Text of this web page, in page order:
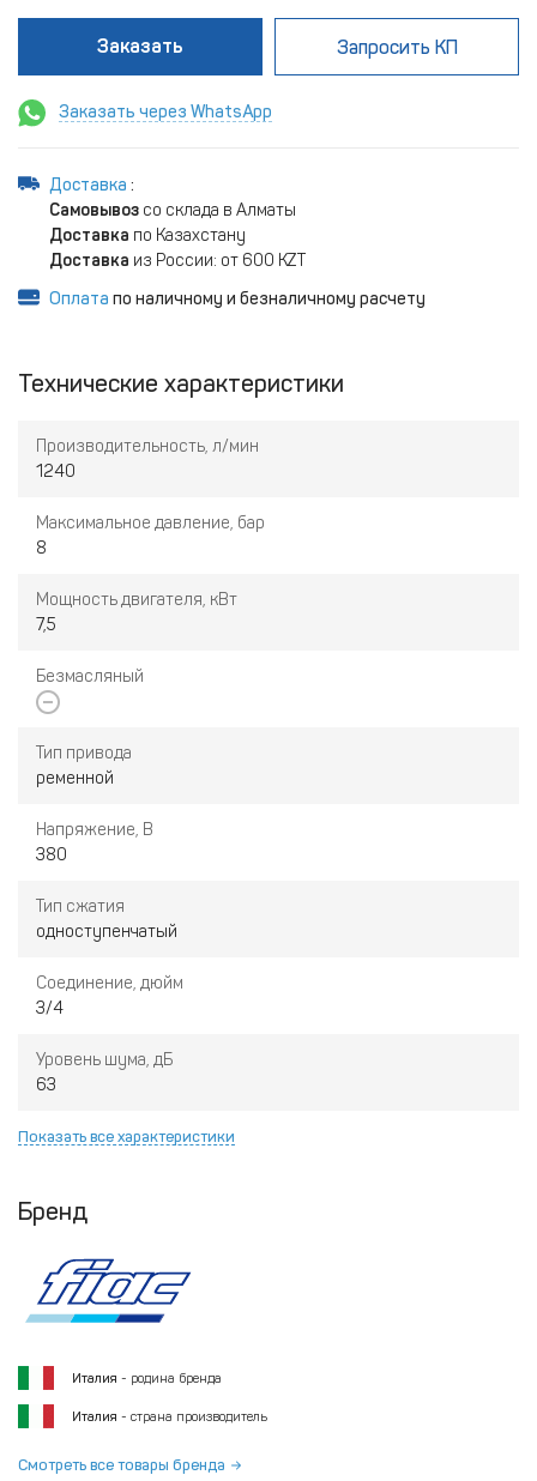
Заказать Запросить КП
Заказать через WhatsApp
Доставка :
Самовывоз со склада в Алматы
Доставка по Казахстану
Доставка из России: от 600 KZT
Оплата по наличному и безналичному расчету
Технические характеристики
Производительность, л/мин
1240
Максимальное давление, бар
8
Мощность двигателя, кВт
7,5
Безмасляный
Тип привода
ременной
Напряжение, В
380
Тип сжатия
одноступенчатый
Соединение, дюйм
3/4
Уровень шума, дБ
63
Показать все характеристики
Бренд
Италия - родина бренда
Италия - страна производитель
Смотреть все товары бренда